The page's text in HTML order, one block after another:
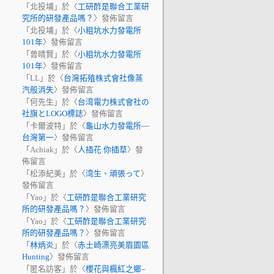
「 北投埔 」於〈工研酢是聯合工業研
究所的研發產品嗎？ 〉發佈留言
「 北投埔 」於〈小粗坑水力發電所
101年〉發佈留言
「 曾晴賢 」於〈小粗坑水力發電所
101年〉發佈留言
「 LL 」於〈台灣拓殖株式會社像蒸
汽般消失〉發佈留言
「 何先生 」於〈台湾電力株式會社の
社旗とLOGO標誌〉發佈留言
「 卡爾波特 」於〈龜山水力發電所—
台灣第一〉發佈留言
「 Achiak 」於〈人插花 你插草〉發
佈留言
「 松添紀美 」於〈湾生、頑張って〉
發佈留言
「 Yao 」於〈工研酢是聯合工業研究
所的研發產品嗎？ 〉發佈留言
「 Yao 」於〈工研酢是聯合工業研究
所的研發產品嗎？ 〉發佈留言
「 林炳炎 」於〈赤土崎漂亮美眉園區
Hunting〉發佈留言
「 匿名訪客 」於〈櫻花與楓紅之鄉–